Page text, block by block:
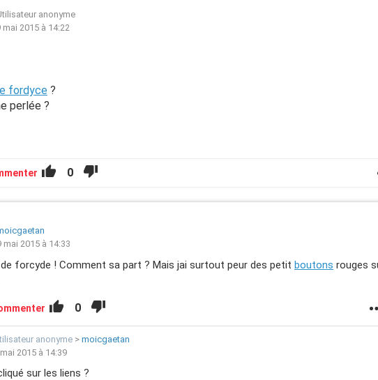
anonyme
mai 2015 à 14:22
fordyce ?
perlée ?
0
mai 2015 à 14:33
forcyde ! Comment sa part ? Mais jai surtout peur des petit boutons rouges
0
anonyme > moicgaetan
2015 à 14:39
sur les liens ?